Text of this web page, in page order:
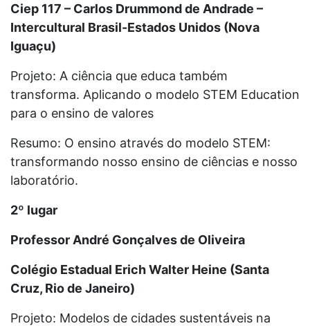
Ciep 117 – Carlos Drummond de Andrade –
Intercultural Brasil-Estados Unidos (Nova
Iguaçu)
Projeto: A ciência que educa também
transforma. Aplicando o modelo STEM Education
para o ensino de valores
Resumo: O ensino através do modelo STEM:
transformando nosso ensino de ciências e nosso
laboratório.
2º lugar
Professor André Gonçalves de Oliveira
Colégio Estadual Erich Walter Heine (Santa
Cruz, Rio de Janeiro)
Projeto: Modelos de cidades sustentáveis na